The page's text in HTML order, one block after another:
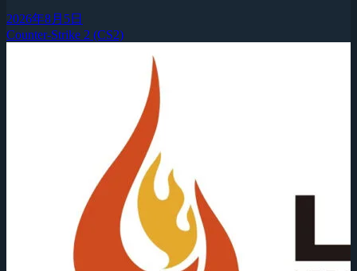
2026年8月5日
Counter-Strike 2 (CS2)